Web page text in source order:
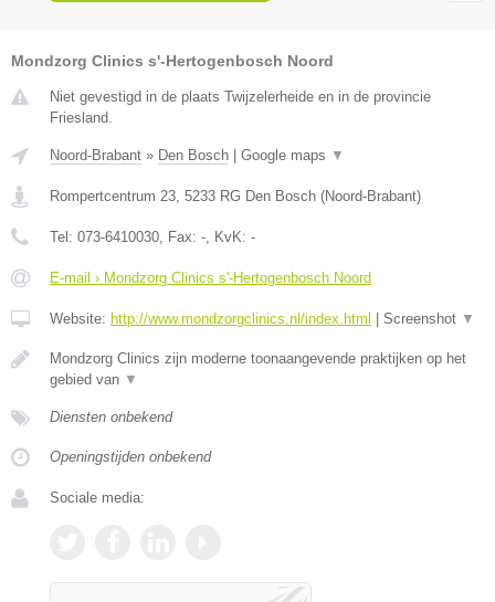
Mondzorg Clinics s'-Hertogenbosch Noord
Niet gevestigd in de plaats Twijzelerheide en in de provincie
Friesland.
Noord-Brabant » Den Bosch Google maps ▼
Rompertcentrum 23, 5233 RG Den Bosch (Noord-Brabant)
Tel: 073-6410030, Fax: -, KvK: -
E-mail › Mondzorg Clinics s'-Hertogenbosch Noord
Website: http://www.mondzorgclinics.nl/index.html Screenshot ▼
Mondzorg Clinics zijn moderne toonaangevende praktijken op het
gebied van ▼
Diensten onbekend
Openingstijden onbekend
Sociale media: